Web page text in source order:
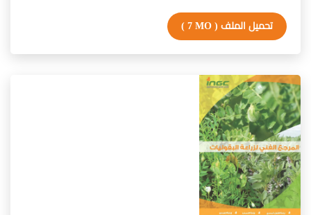
تحميل الملف ( 7 MO )